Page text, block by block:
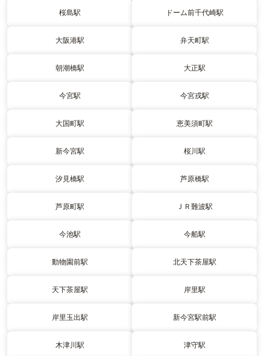
桜島駅 ドーム前千代崎駅
大阪港駅 弁天町駅
朝潮橋駅 大正駅
今宮駅 今宮戎駅
大国町駅 恵美須町駅
新今宮駅 桜川駅
汐見橋駅 芦原橋駅
芦原町駅 ＪＲ難波駅
今池駅 今船駅
動物園前駅 北天下茶屋駅
天下茶屋駅 岸里駅
岸里玉出駅 新今宮駅前駅
木津川駅 津守駅